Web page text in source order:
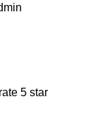
rate 5 star